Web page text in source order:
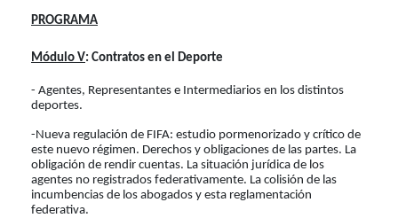
PROGRAMA
Módulo V: Contratos en el Deporte
- Agentes, Representantes e Intermediarios en los distintos
deportes.
-Nueva regulación de FIFA: estudio pormenorizado y crítico de
este nuevo régimen. Derechos y obligaciones de las partes. La
obligación de rendir cuentas. La situación jurídica de los
agentes no registrados federativamente. La colisión de las
incumbencias de los abogados y esta reglamentación
federativa.